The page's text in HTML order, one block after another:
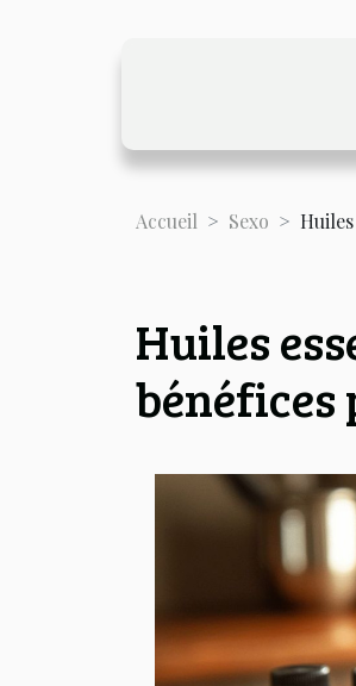
Accueil Sexo
Huiles
bénéfices